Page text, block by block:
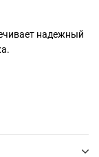
надежный